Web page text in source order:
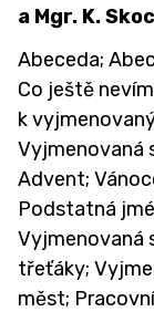
a Mgr. K.
Abeceda;
Co ještě
k
Vyjmenovaná
Advent;
Podstatná
Vyjmenovaná
třeťáky;
měst;